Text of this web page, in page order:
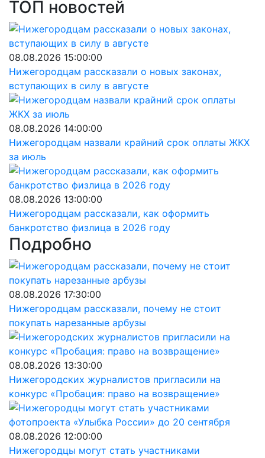
ТОП новостей
08.08.2026 15:00:00
Нижегородцам рассказали о новых законах,
вступающих в силу в августе
08.08.2026 14:00:00
Нижегородцам назвали крайний срок оплаты ЖКХ
за июль
08.08.2026 13:00:00
Нижегородцам рассказали, как оформить
банкротство физлица в 2026 году
Подробно
08.08.2026 17:30:00
Нижегородцам рассказали, почему не стоит
покупать нарезанные арбузы
08.08.2026 13:30:00
Нижегородских журналистов пригласили на
конкурс «Пробация: право на возвращение»
08.08.2026 12:00:00
Нижегородцы могут стать участниками